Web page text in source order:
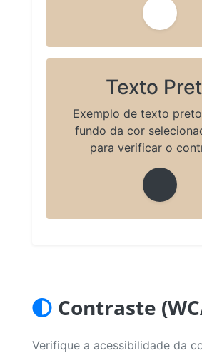
Texto
Exemplo de texto
fundo da cor
para verificar o
Contraste
Verifique a acessibilidade da